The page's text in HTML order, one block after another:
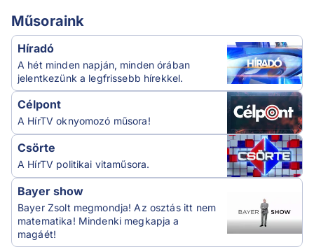
Műsoraink
Híradó
A hét minden napján, minden órában
jelentkezünk a legfrissebb hírekkel.
Célpont
A HírTV oknyomozó műsora!
Csörte
A HírTV politikai vitaműsora.
Bayer show
Bayer Zsolt megmondja! Az osztás itt nem
matematika! Mindenki megkapja a
magáét!